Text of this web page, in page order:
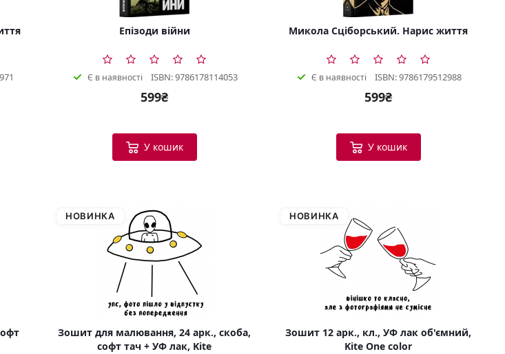
Епізоди війни
Є в наявності ISBN: 9786178114053
599₴
У кошик
Микола Сціборський. Нарис життя
Є в наявності ISBN: 9786179512988
599₴
У кошик
НОВИНКА
Зошит для малювання, 24 арк., скоба,
софт тач + УФ лак, Kite
НОВИНКА
Зошит 12 арк., кл., УФ лак об'ємний,
Kite One color